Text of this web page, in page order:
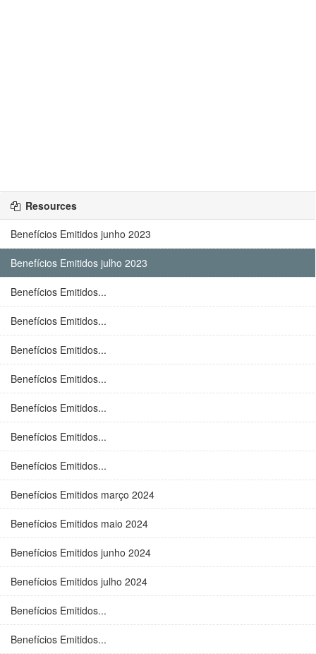
Resources
Benefícios Emitidos junho 2023
Benefícios Emitidos julho 2023
Benefícios Emitidos...
Benefícios Emitidos...
Benefícios Emitidos...
Benefícios Emitidos...
Benefícios Emitidos...
Benefícios Emitidos...
Benefícios Emitidos...
Benefícios Emitidos março 2024
Benefícios Emitidos maio 2024
Benefícios Emitidos junho 2024
Benefícios Emitidos julho 2024
Benefícios Emitidos...
Benefícios Emitidos...